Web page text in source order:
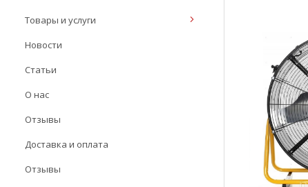
Товары и услуги
Новости
Статьи
О нас
Отзывы
Доставка и оплата
Отзывы